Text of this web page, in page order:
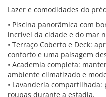
Lazer e comodidades do
• Piscina panorâmica com
incrível da cidade e do mar
• Terraço Coberto e Deck:
conforto e uma paisagem
• Academia completa:
ambiente climatizado e
• Lavanderia
roupas durante a estadia.